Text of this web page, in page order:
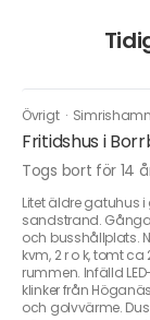
Övrigt · Simrishamn
Fritidshus i
Togs bort för 14
Litet äldre gatuhus
sandstrand.
och busshållplats.
kvm, 2 r o k, tomt
rummen. Infälld
klinker från
och golvvärme.